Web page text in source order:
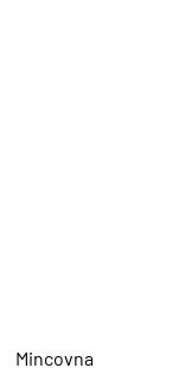
Mincovna